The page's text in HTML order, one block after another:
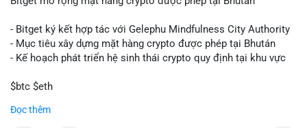
- Bitget ký kết hợp tác với Gelephu Mindfulness City Authority
- Mục tiêu xây dựng mặt hàng crypto được phép tại Bhután
- Kế hoạch phát triển hệ sinh thái crypto quy định tại khu vực
$btc $eth
#vlikevn
Đọc thêm